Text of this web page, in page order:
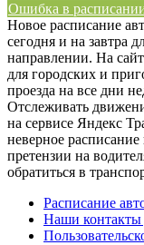
Ошибка в
Новое расписание
сегодня и на завтра
направлении. На
для городских и
проезда на все дни
Отслеживать
на сервисе Яндекс
неверное
претензии на
обратиться в
Расписание
Наши контакты